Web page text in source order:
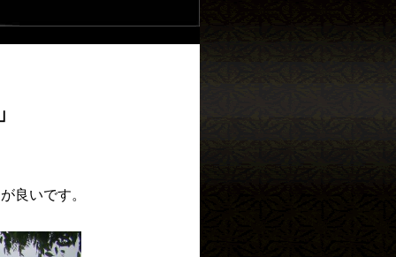
良いです。